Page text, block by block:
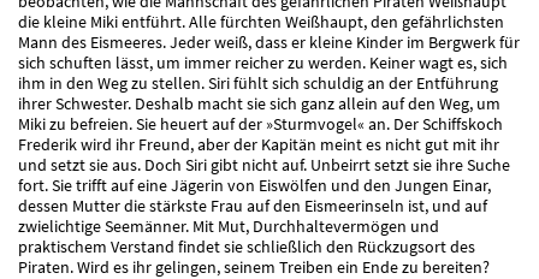
die kleine Miki entführt. Alle fürchten Weißhaupt, den gefährlichsten
Mann des Eismeeres. Jeder weiß, dass er kleine Kinder im Bergwerk für
sich schuften lässt, um immer reicher zu werden. Keiner wagt es, sich
ihm in den Weg zu stellen. Siri fühlt sich schuldig an der Entführung
ihrer Schwester. Deshalb macht sie sich ganz allein auf den Weg, um
Miki zu befreien. Sie heuert auf der »Sturmvogel« an. Der Schiffskoch
Frederik wird ihr Freund, aber der Kapitän meint es nicht gut mit ihr
und setzt sie aus. Doch Siri gibt nicht auf. Unbeirrt setzt sie ihre Suche
fort. Sie trifft auf eine Jägerin von Eiswölfen und den Jungen Einar,
dessen Mutter die stärkste Frau auf den Eismeerinseln ist, und auf
zwielichtige Seemänner. Mit Mut, Durchhaltevermögen und
praktischem Verstand findet sie schließlich den Rückzugsort des
Piraten. Wird es ihr gelingen, seinem Treiben ein Ende zu bereiten?